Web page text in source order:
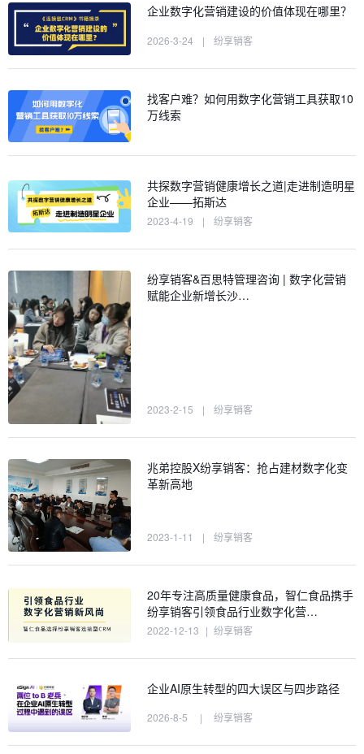
企业数字化营销建设的价值体现在哪里？
2026-3-24 | 纷享销客
找客户难？如何用数字化营销工具获取10
万线索
共探数字营销健康增长之道|走进制造明星
企业——拓斯达
2023-4-19 | 纷享销客
纷享销客&百思特管理咨询 | 数字化营销
赋能企业新增长沙…
2023-2-15 | 纷享销客
兆弟控股X纷享销客：抢占建材数字化变
革新高地
2023-1-11 | 纷享销客
20年专注高质量健康食品，智仁食品携手
纷享销客引领食品行业数字化营…
2022-12-13 | 纷享销客
企业AI原生转型的四大误区与四步路径
2026-8-5 | 纷享销客